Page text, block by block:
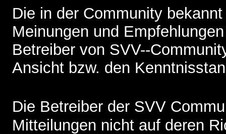
Die in der Community
Meinungen und
Betreiber von SVV--
Ansicht bzw. den
Die Betreiber der SVV
Mitteilungen nicht auf deren